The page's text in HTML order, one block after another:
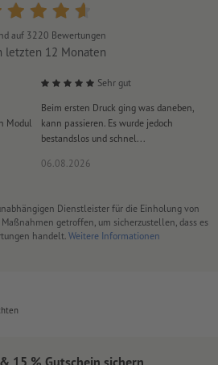
auf 3220 Bewertungen
letzten 12 Monaten
Modul
Sehr gut
Beim ersten Druck ging was daneben,
kann passieren. Es wurde jedoch
bestandslos und schnel...
06.08.2026
Dienstleister für die Einholung von
getroffen, um sicherzustellen, dass es
handelt. Weitere Informationen